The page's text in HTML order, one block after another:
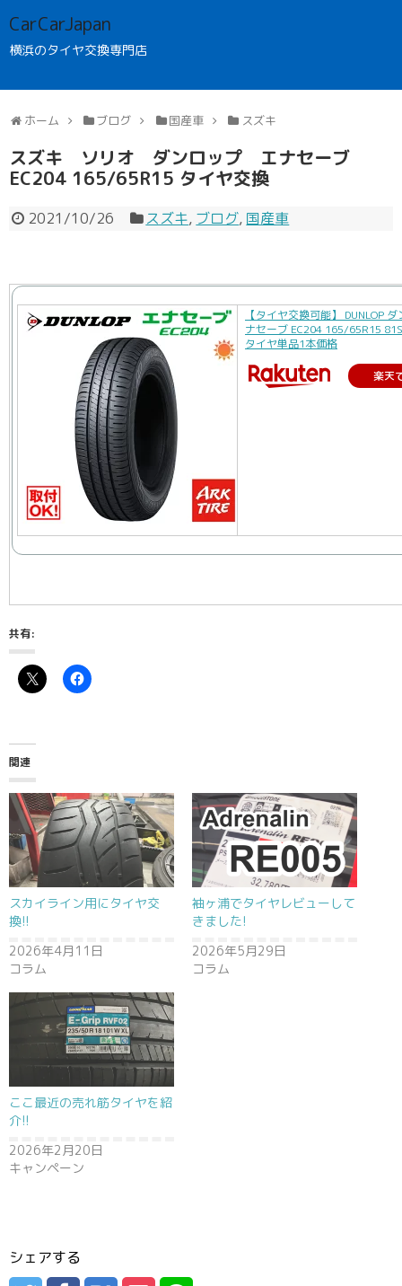
CarCarJapan
横浜のタイヤ交換専門店
ホーム ブログ 国産車 スズキ
スズキ ソリオ ダンロップ エナセーブ
EC204 165/65R15 タイヤ交換
2021/10/26 スズキ, ブログ, 国産車
【タイヤ交換可能】 DUNLOP
ナセーブ EC204 165/65R15
タイヤ単品1本価格
楽天
共有:
関連
スカイライン用にタイヤ交
換!!
2026年4月11日
コラム
袖ヶ浦でタイヤレビューして
きました!
2026年5月29日
コラム
ここ最近の売れ筋タイヤを紹
介!!
2026年2月20日
キャンペーン
シェアする